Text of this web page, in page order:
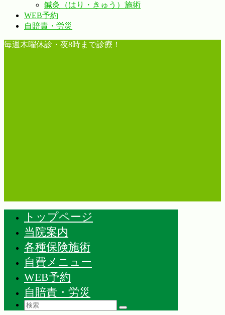
鍼灸（はり・きゅう）施術
WEB予約
自賠責・労災
毎週木曜休診・夜8時まで診療！
トップページ
当院案内
各種保険施術
自費メニュー
WEB予約
自賠責・労災
Search